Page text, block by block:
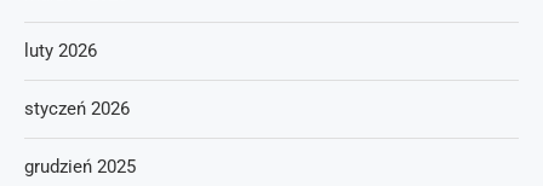
luty 2026
styczeń 2026
grudzień 2025